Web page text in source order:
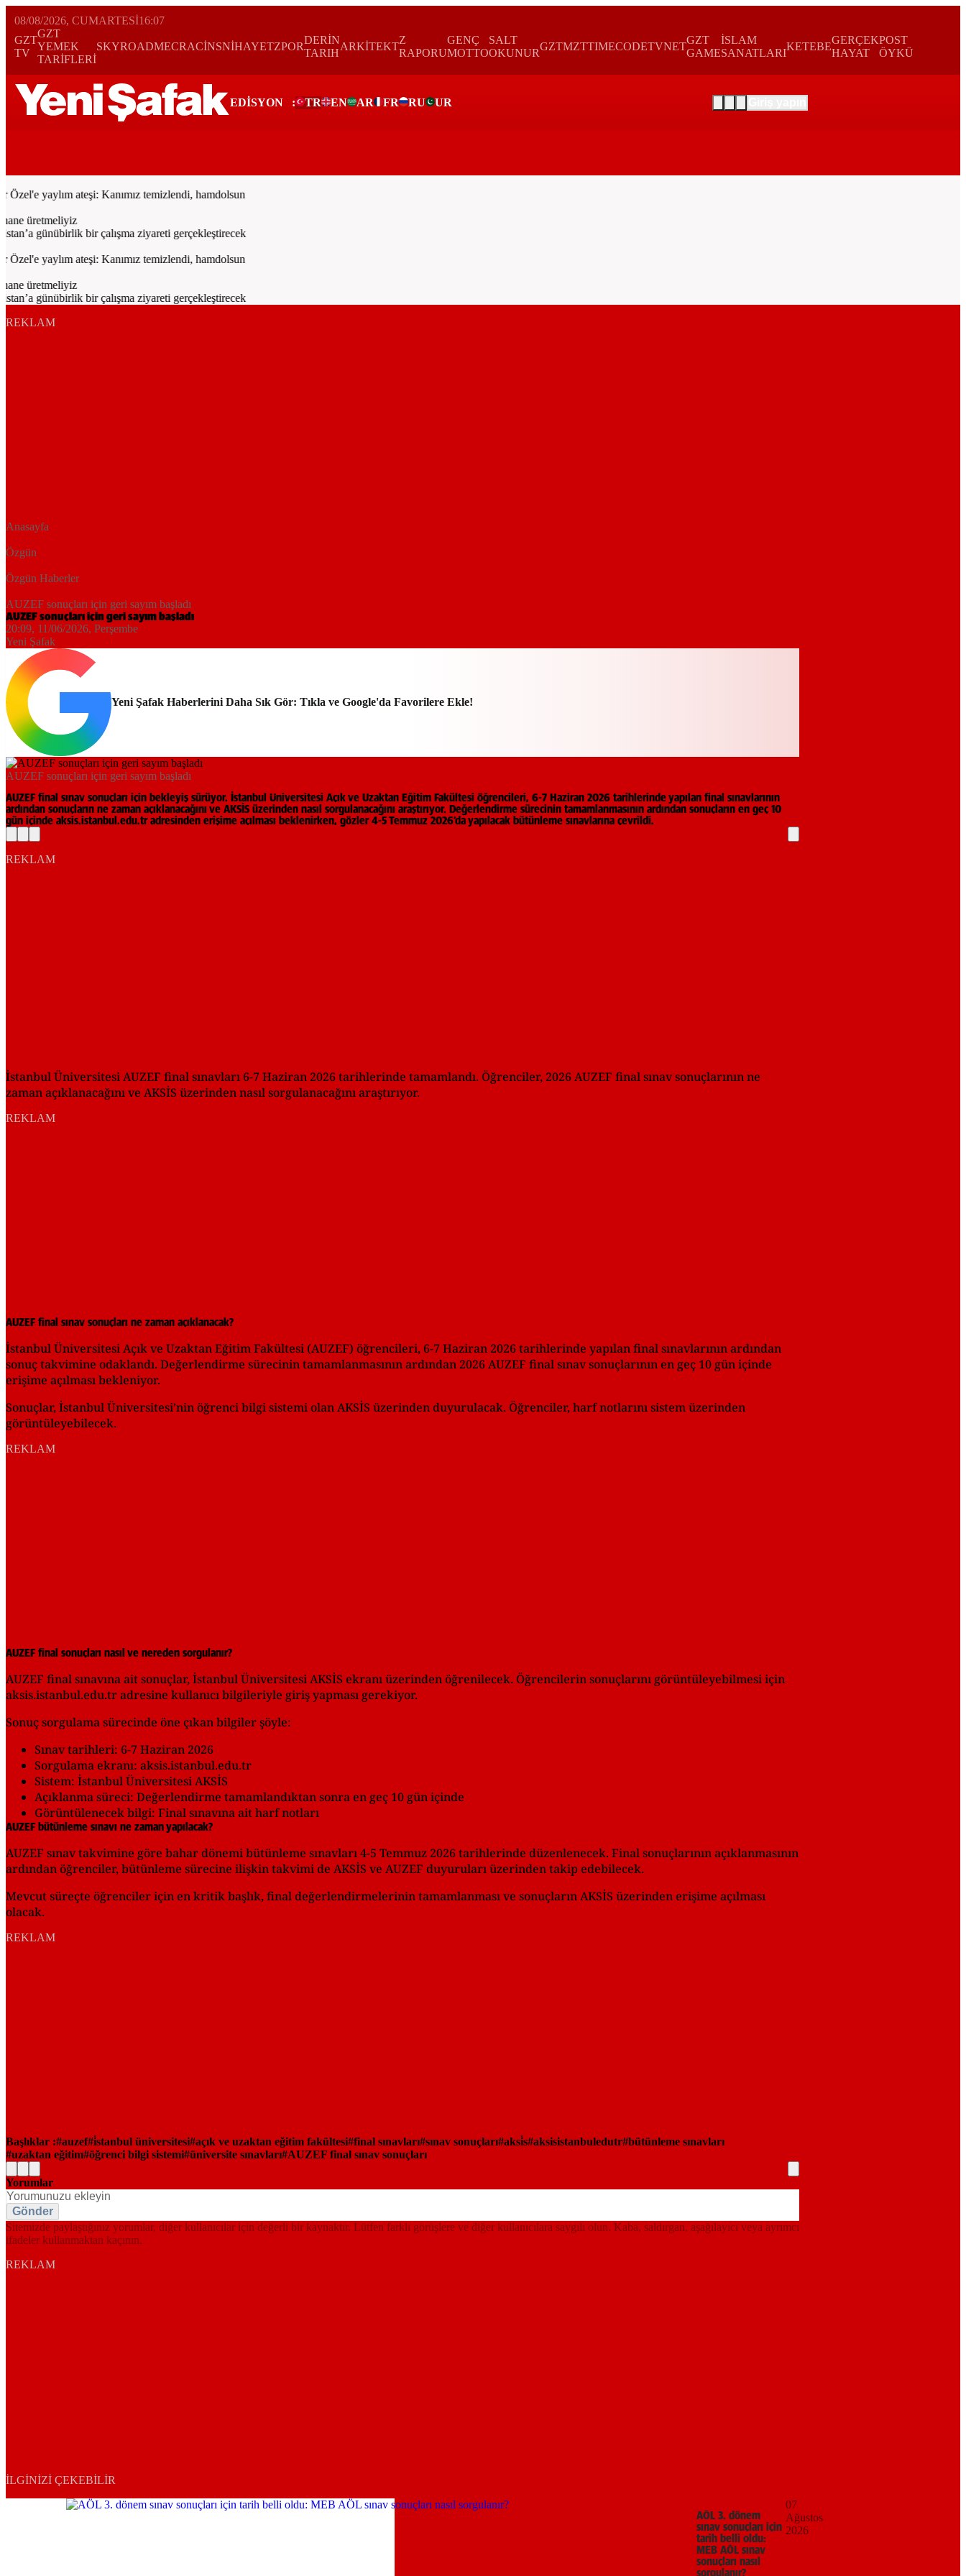
08/08/2026, CUMARTESI16:07
GZT
TV
GZT
YEMEK
TARİFLERİ
SKYROADMECRACİNSNİHAYETZPOR
DERİN
TARIH
ARKİTEKT
Z
RAPORU
GENÇ
MOTTO
SALT
OKUNUR
GZTMZTTIMECODETVNET
GZT
GAME
İSLAM
SANATLARI
KETEBE
GERÇEK
HAYAT
POST
ÖYKÜ
EDİSYON : TR EN AR FR RU UR
yaylım ateşi: Kanımız temizlendi, hamdolsun
üretmeliyiz
günübirlik bir çalışma ziyareti gerçekleştirecek
yaylım ateşi: Kanımız temizlendi, hamdolsun
üretmeliyiz
günübirlik bir çalışma ziyareti gerçekleştirecek
REKLAM
Anasayfa
Özgün
Özgün Haberler
AUZEF sonuçları için geri sayım başladı
AUZEF sonuçları için geri sayım başladı
20:09, 11/06/2026, Perşembe
Yeni Şafak
Yeni Şafak Haberlerini Daha Sık Gör: Tıkla ve Google'da Favorilere Ekle!
AUZEF sonuçları için geri sayım başladı
AUZEF final sınav sonuçları için bekleyiş sürüyor. İstanbul Üniversitesi Açık ve Uzaktan Eğitim Fakültesi öğrencileri, 6-7 Haziran 2026 tarihlerinde yapılan final sınavlarının
ardından sonuçların ne zaman açıklanacağını ve AKSİS üzerinden nasıl sorgulanacağını araştırıyor. Değerlendirme sürecinin tamamlanmasının ardından sonuçların en geç 10
gün içinde aksis.istanbul.edu.tr adresinden erişime açılması beklenirken, gözler 4-5 Temmuz 2026’da yapılacak bütünleme sınavlarına çevrildi.
REKLAM
İstanbul Üniversitesi AUZEF final sınavları 6-7 Haziran 2026 tarihlerinde tamamlandı. Öğrenciler, 2026 AUZEF final sınav sonuçlarının ne
zaman açıklanacağını ve AKSİS üzerinden nasıl sorgulanacağını araştırıyor.
REKLAM
AUZEF final sınav sonuçları ne zaman açıklanacak?
İstanbul Üniversitesi Açık ve Uzaktan Eğitim Fakültesi (AUZEF) öğrencileri, 6-7 Haziran 2026 tarihlerinde yapılan final sınavlarının ardından
sonuç takvimine odaklandı. Değerlendirme sürecinin tamamlanmasının ardından 2026 AUZEF final sınav sonuçlarının en geç 10 gün içinde
erişime açılması bekleniyor.
Sonuçlar, İstanbul Üniversitesi’nin öğrenci bilgi sistemi olan AKSİS üzerinden duyurulacak. Öğrenciler, harf notlarını sistem üzerinden
görüntüleyebilecek.
REKLAM
AUZEF final sonuçları nasıl ve nereden sorgulanır?
AUZEF final sınavına ait sonuçlar, İstanbul Üniversitesi AKSİS ekranı üzerinden öğrenilecek. Öğrencilerin sonuçlarını görüntüleyebilmesi için
aksis.istanbul.edu.tr adresine kullanıcı bilgileriyle giriş yapması gerekiyor.
Sonuç sorgulama sürecinde öne çıkan bilgiler şöyle:
Sınav tarihleri: 6-7 Haziran 2026
Sorgulama ekranı: aksis.istanbul.edu.tr
Sistem: İstanbul Üniversitesi AKSİS
Açıklanma süreci: Değerlendirme tamamlandıktan sonra en geç 10 gün içinde
Görüntülenecek bilgi: Final sınavına ait harf notları
AUZEF bütünleme sınavı ne zaman yapılacak?
AUZEF sınav takvimine göre bahar dönemi bütünleme sınavları 4-5 Temmuz 2026 tarihlerinde düzenlenecek. Final sonuçlarının açıklanmasının
ardından öğrenciler, bütünleme sürecine ilişkin takvimi de AKSİS ve AUZEF duyuruları üzerinden takip edebilecek.
Mevcut süreçte öğrenciler için en kritik başlık, final değerlendirmelerinin tamamlanması ve sonuçların AKSİS üzerinden erişime açılması
olacak.
REKLAM
Başlıklar : auzef i̇stanbul üniversitesi açık ve uzaktan eğitim fakültesi final sınavları sınav sonuçları aksi̇s aksisistanbuledutr bütünleme sınavları
uzaktan eğitim öğrenci bilgi sistemi üniversite sınavları AUZEF final sınav sonuçları
Yorumlar
Gönder
Sitemizde paylaştığınız yorumlar, diğer kullanıcılar için değerli bir kaynaktır. Lütfen farklı görüşlere ve diğer kullanıcılara saygılı olun. Kaba, saldırgan, aşağılayıcı veya ayrımcı
ifadeler kullanmaktan kaçının.
REKLAM
İLGINIZI ÇEKEBILIR
AÖL 3. dönem
sınav sonuçları için
tarih belli oldu:
MEB AÖL sınav
sonuçları nasıl
sorgulanır?
07
Ağustos
2026